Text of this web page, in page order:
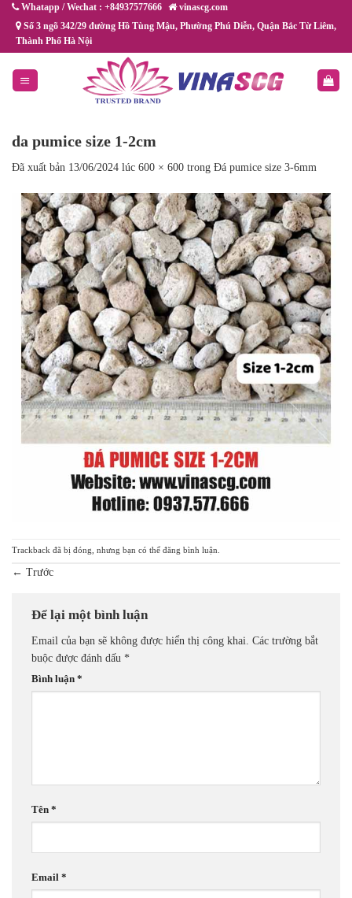
ChuyểnWhatapp / Wechat : +84937577666
vinascg.com
Số 3 ngõ 342/29 đường Hồ Tùng Mậu, Phường Phú Diễn, Quận Bắc Từ Liêm,
Thành Phố Hà Nội
da pumice size 1-2cm
Đã xuất bản 13/06/2024 lúc 600 × 600 trong Đá pumice size 3-6mm
Trackback đã bị đóng, nhưng bạn có thể đăng bình luận
← Trước
Để lại một bình luận
Email của bạn sẽ không được hiển thị công khai. Các trường bắt
buộc được đánh dấu *
Bình luận *
Tên *
Email *